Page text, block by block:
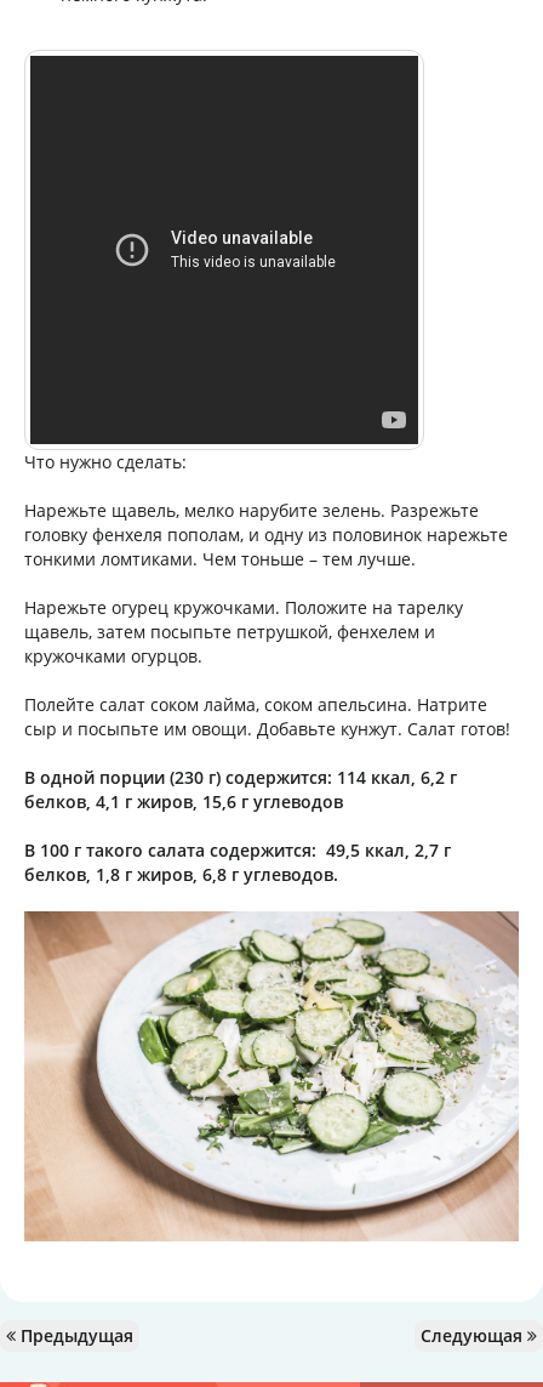
Что нужно сделать:
Нарежьте щавель, мелко нарубите зелень. Разрежьте
головку фенхеля пополам, и одну из половинок нарежьте
тонкими ломтиками. Чем тоньше – тем лучше.
Нарежьте огурец кружочками. Положите на тарелку
щавель, затем посыпьте петрушкой, фенхелем и
кружочками огурцов.
Полейте салат соком лайма, соком апельсина. Натрите
сыр и посыпьте им овощи. Добавьте кунжут. Салат готов!
В одной порции (230 г) содержится: 114 ккал, 6,2 г
белков, 4,1 г жиров, 15,6 г углеводов
В 100 г такого салата содержится: 49,5 ккал, 2,7 г
белков, 1,8 г жиров, 6,8 г углеводов.
Предыдущая Следующая